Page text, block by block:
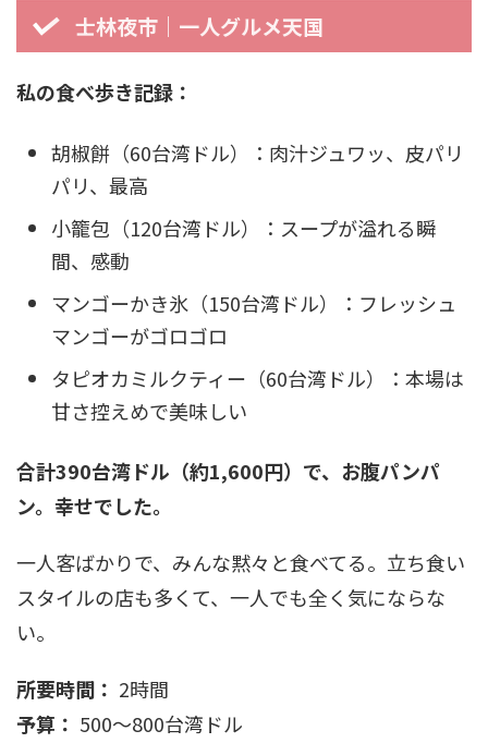
士林夜市｜一人グルメ天国
私の食べ歩き記録：
胡椒餅（60台湾ドル）：肉汁ジュワッ、皮パリ
パリ、最高
小籠包（120台湾ドル）：スープが溢れる瞬
間、感動
マンゴーかき氷（150台湾ドル）：フレッシュ
マンゴーがゴロゴロ
タピオカミルクティー（60台湾ドル）：本場は
甘さ控えめで美味しい
合計390台湾ドル（約1,600円）で、お腹パンパ
ン。幸せでした。
一人客ばかりで、みんな黙々と食べてる。立ち食い
スタイルの店も多くて、一人でも全く気にならな
い。
所要時間： 2時間
予算： 500〜800台湾ドル